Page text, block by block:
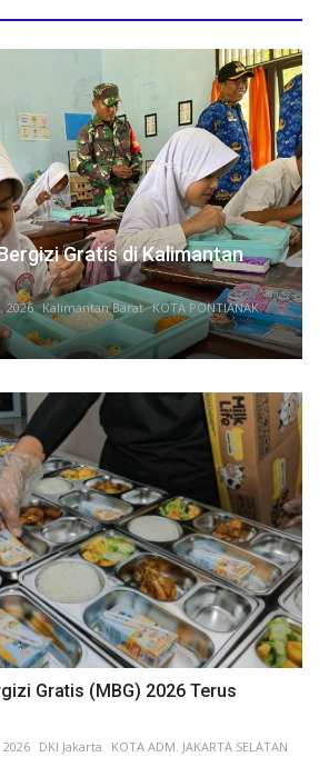
APKOMINDO dan APTIKNAS Siap Bersinergi Sukseskan Indonesia Application Summit (IN-APPS) 2026, Mendorong Indonesia Menjadi Pusat Inovasi Aplikasi Digital Dunia
APKOMINDO dan APTIKNAS Banten Bersama Kadin Indonesia Institut dan Kadin Pelabuhan Perkuat Kolaborasi Pengembangan SDM Digital Sektor Kepelabuhanan dan Industri di Banten
APKOMINDO dan APTIKNAS Dukung DTI-CX 2026, Perkuat Kolaborasi Transformasi Digital Nasional
Empat Tahun Berturut-turut Masuk Top 100 Indonesian Law Firms, Mustika Raja Law Office Perkuat Peran sebagai Mitra Strategis Dunia Usaha
APKOMINDO dan APTIKNAS Dukung Pembentukan Konsorsium Nasional AI Humanoid Indonesia, Dorong Kolaborasi, Standarisasi, dan Aspek Safety Menuju Indonesia sebagai Pemain Global
Ketua Umum APKOMINDO: HUT Bhayangkara ke-80 Momentum Memperkuat Penegakan Hukum dan Keamanan Digital Menuju Indonesia Emas 2045
APKOMINDO, APTIKNAS, BSSN RI dan Yorindo Dorong Transformasi Digital Rumah Sakit melalui Roadshow Nasional AI Driven Secure & Efficient
PERATIN dan FH Universitas Tanjungpura Resmi Jalin Kerja Sama Strategis untuk Memperkuat Ekosistem Hukum Digital dan Pengembangan Profesi Advokat
Soegiharto Santoso Mengucapkan Selamat Hari Suci Galungan dan Kuningan 17 & 27 Juni 2026
Soegiharto Santoso Mengucapkan Selamat Tahun Baru Islam 1 Muharam 1448 Hijriah
Roadshow Nasional AI-Driven di Banten: APKOMINDO, APTIKNAS, KADIN, dan Yorindo Dorong Industri Manufaktur Bangun AI Mandiri serta Perkuat Ekosistem Keamanan Siber
Opini Sekjen PERATIN: Perkara Nadiem Makarim Kuat di Unsur Penyalahgunaan Wewenang, Namun Lemah di Bukti Aliran Dana Pribadi
Soft Launching NCC 2026, APTIKNAS Dorong Percepatan RUU KKS untuk Memperkuat Kedaulatan Digital Indonesia
Prof. Yanto: Kekeliruan Hukum Acara Bukan Pelanggaran Etik Hakim, Koreksi Dilakukan Melalui Upaya Hukum
Gratis di Kalimantan
2026 Kalimantan Barat KOTA PONTIANAK
Gratis (MBG) 2026 Terus
2026 DKI Jakarta
KOTA ADM. JAKARTA SELATAN